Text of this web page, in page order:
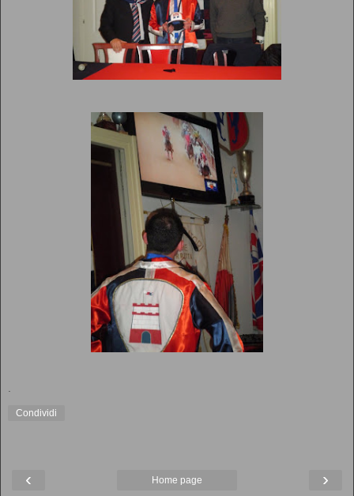
.
Condividi
‹ ›
Home page